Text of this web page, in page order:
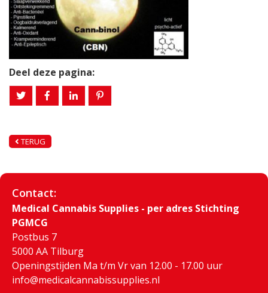
Deel deze pagina:
TERUG
Contact:
Medical Cannabis Supplies - per adres Stichting
PGMCG
Postbus 7
5000 AA Tilburg
Openingstijden Ma t/m Vr van 12.00 - 17.00 uur
info@medicalcannabissupplies.nl